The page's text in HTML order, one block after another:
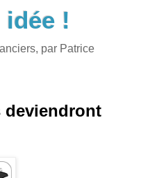
!
par Patrice
deviendront